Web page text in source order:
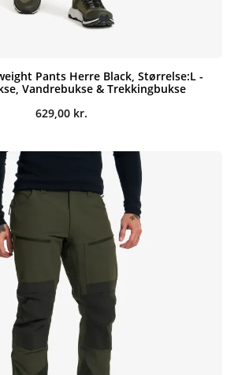
Pants Herre Black, Størrelse:L -
Vandrebukse & Trekkingbukse
629,00 kr.